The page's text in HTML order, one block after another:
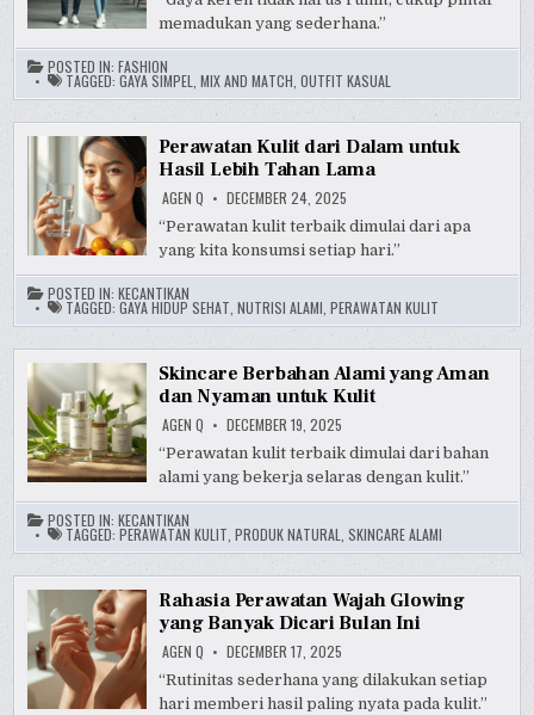
memadukan yang sederhana.”
POSTED IN:FASHION
TAGGED:GAYA SIMPEL ,MIX AND MATCH ,OUTFIT KASUAL
Perawatan Kulit dari Dalam untuk
Hasil Lebih Tahan Lama
AGEN Q DECEMBER 24, 2025
“Perawatan kulit terbaik dimulai dari apa
yang kita konsumsi setiap hari.”
POSTED IN:KECANTIKAN
TAGGED:GAYA HIDUP SEHAT ,NUTRISI ALAMI ,PERAWATAN KULIT
Skincare Berbahan Alami yang Aman
dan Nyaman untuk Kulit
AGEN Q DECEMBER 19, 2025
“Perawatan kulit terbaik dimulai dari bahan
alami yang bekerja selaras dengan kulit.”
POSTED IN:KECANTIKAN
TAGGED:PERAWATAN KULIT ,PRODUK NATURAL ,SKINCARE ALAMI
Rahasia Perawatan Wajah Glowing
yang Banyak Dicari Bulan Ini
AGEN Q DECEMBER 17, 2025
“Rutinitas sederhana yang dilakukan setiap
hari memberi hasil paling nyata pada kulit.”